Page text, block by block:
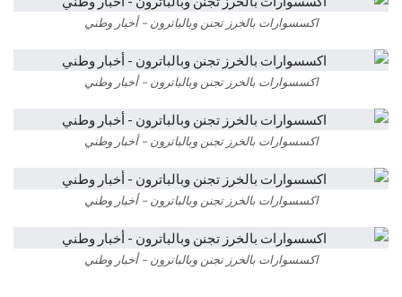
اكسسوارات بالخرز تجنن وبالباترون – أخبار وطني
اكسسوارات بالخرز تجنن وبالباترون – أخبار وطني
اكسسوارات بالخرز تجنن وبالباترون – أخبار وطني
اكسسوارات بالخرز تجنن وبالباترون – أخبار وطني
اكسسوارات بالخرز تجنن وبالباترون – أخبار وطني